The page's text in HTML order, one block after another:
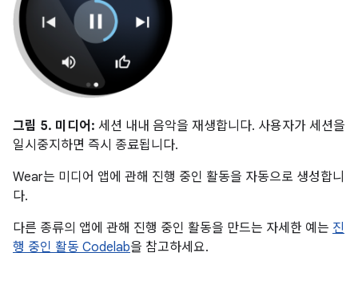
그림 5. 미디어: 세션 내내 음악을 재생합니다. 사용자가 세션을
일시중지하면 즉시 종료됩니다.
Wear는 미디어 앱에 관해 진행 중인 활동을 자동으로 생성합니
다.
다른 종류의 앱에 관해 진행 중인 활동을 만드는 자세한 예는 진
행 중인 활동 Codelab을 참고하세요.